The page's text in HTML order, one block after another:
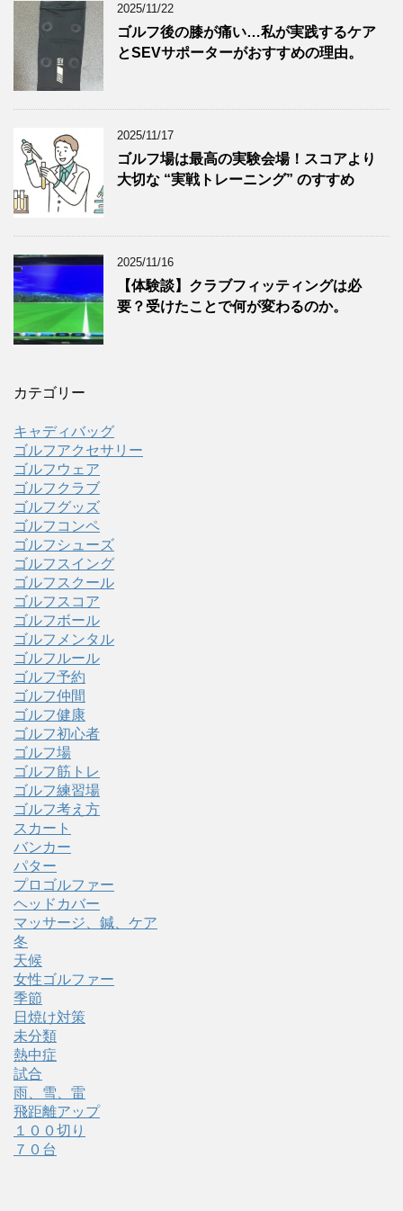
2025/11/22
ゴルフ後の膝が痛い…私が実践するケア
とSEVサポーターがおすすめの理由。
2025/11/17
ゴルフ場は最高の実験会場！スコアより
大切な “実戦トレーニング” のすすめ
2025/11/16
【体験談】クラブフィッティングは必
要？受けたことで何が変わるのか。
カテゴリー
キャディバッグ
ゴルフアクセサリー
ゴルフウェア
ゴルフクラブ
ゴルフグッズ
ゴルフコンペ
ゴルフシューズ
ゴルフスイング
ゴルフスクール
ゴルフスコア
ゴルフボール
ゴルフメンタル
ゴルフルール
ゴルフ予約
ゴルフ仲間
ゴルフ健康
ゴルフ初心者
ゴルフ場
ゴルフ筋トレ
ゴルフ練習場
ゴルフ考え方
スカート
バンカー
パター
プロゴルファー
ヘッドカバー
マッサージ、鍼、ケア
冬
天候
女性ゴルファー
季節
日焼け対策
未分類
熱中症
試合
雨、雪、雷
飛距離アップ
１００切り
７０台